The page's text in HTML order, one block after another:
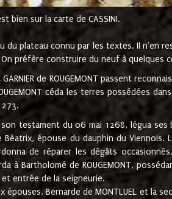
bien sur la carte de CASSINI.
du plateau connu par les textes. Il n'en
préfère construire du neuf à quelques
de ROUGEMONT passent
céda les terres possédées
son testament du 06 mai 1268, légua
épouse du dauphin du Viennois.
de réparer les dégâts
à Bartholomé de ROUGEMONT,
entrée de la seigneurie.
épouses, Bernarde de MONTLUEL et